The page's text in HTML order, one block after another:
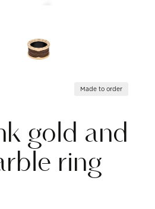
Made to order
gold and
ring